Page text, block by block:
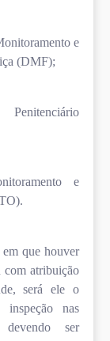
e
(DMF);
e
que houver
com atribuição
será ele o
nas
devendo ser